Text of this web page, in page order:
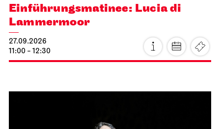
Einführungs­matinee: Lucia di
Lammermoor
27.09.2026
11:00 - 12:30